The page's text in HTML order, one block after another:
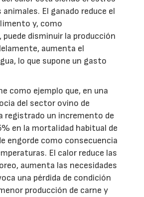
El ganado reduce el
y, como
puede disminuir la producción
aumenta el
lo que supone un gasto
como ejemplo que, en una
del sector ovino de
registrado un incremento de
en la mortalidad habitual de
engorde como consecuencia
El calor reduce las
aumenta las necesidades
una pérdida de condición
producción de carne y